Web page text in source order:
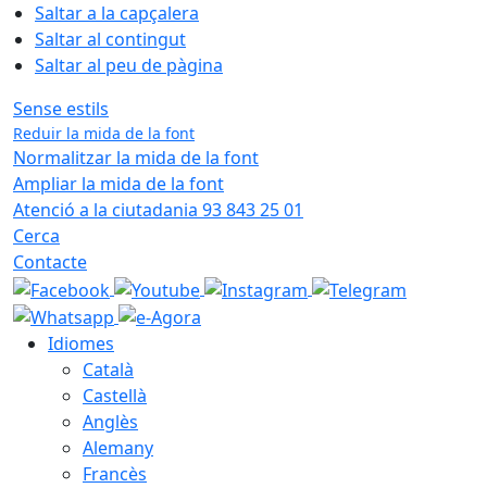
Saltar a la capçalera
Saltar al contingut
Saltar al peu de pàgina
Sense estils
Reduir la mida de la font
Normalitzar la mida de la font
Ampliar la mida de la font
Atenció a la ciutadania 93 843 25 01
Cerca
Contacte
Idiomes
Català
Castellà
Anglès
Alemany
Francès